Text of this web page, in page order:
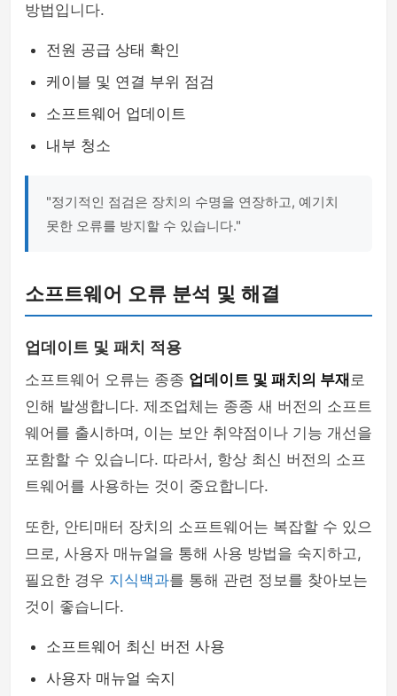
방법입니다.
전원 공급 상태 확인
케이블 및 연결 부위 점검
소프트웨어 업데이트
내부 청소
"정기적인 점검은 장치의 수명을 연장하고, 예기치
못한 오류를 방지할 수 있습니다."
소프트웨어 오류 분석 및 해결
업데이트 및 패치 적용
소프트웨어 오류는 종종 업데이트 및 패치의 부재 로
인해 발생합니다. 제조업체는 종종 새 버전의 소프트
웨어를 출시하며, 이는 보안 취약점이나 기능 개선을
포함할 수 있습니다. 따라서, 항상 최신 버전의 소프
트웨어를 사용하는 것이 중요합니다.
또한, 안티매터 장치의 소프트웨어는 복잡할 수 있으
므로, 사용자 매뉴얼을 통해 사용 방법을 숙지하고,
필요한 경우 지식백과를 통해 관련 정보를 찾아보는
것이 좋습니다.
소프트웨어 최신 버전 사용
사용자 매뉴얼 숙지